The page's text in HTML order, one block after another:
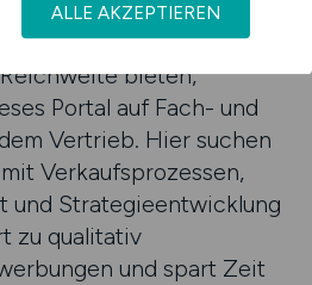
einen klaren Mehrwert.
Jobbörsen eine große,
bieten,
Portal auf Fach- und
Vertrieb. Hier suchen
Verkaufsprozessen,
und Strategieentwicklung
zu qualitativ
und spart Zeit
ALLE AKZEPTIEREN